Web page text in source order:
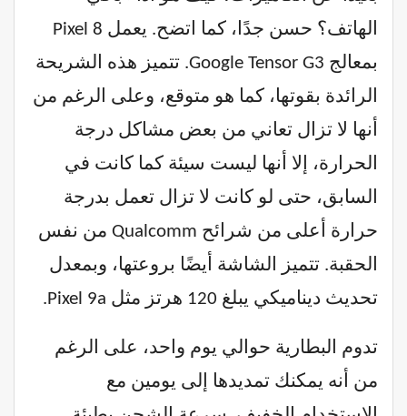
الهاتف؟ حسن جدًا، كما اتضح. يعمل Pixel 8
بمعالج Google Tensor G3. تتميز هذه الشريحة
الرائدة بقوتها، كما هو متوقع، وعلى الرغم من
أنها لا تزال تعاني من بعض مشاكل درجة
الحرارة، إلا أنها ليست سيئة كما كانت في
السابق، حتى لو كانت لا تزال تعمل بدرجة
حرارة أعلى من شرائح Qualcomm من نفس
الحقبة. تتميز الشاشة أيضًا بروعتها، وبمعدل
تحديث ديناميكي يبلغ 120 هرتز مثل Pixel 9a.
تدوم البطارية حوالي يوم واحد، على الرغم
من أنه يمكنك تمديدها إلى يومين مع